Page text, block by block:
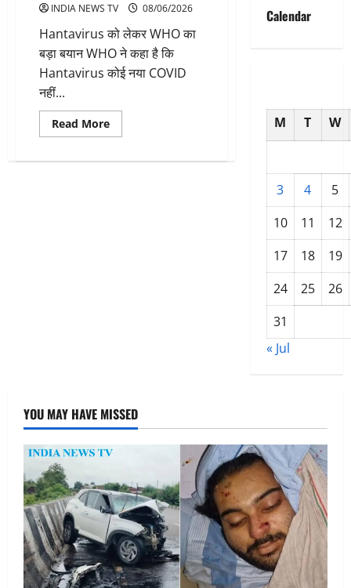
INDIA NEWS TV 08/06/2026
Hantavirus को लेकर WHO का
बड़ा बयान WHO ने कहा है कि
Hantavirus कोई नया COVID
नहीं...
Read MoreRead
more
Alert
Calendar
M T W
3 4
5
10
11
12
17
18
19
24
25
26
31
« Jul
YOU MAY HAVE MISSED